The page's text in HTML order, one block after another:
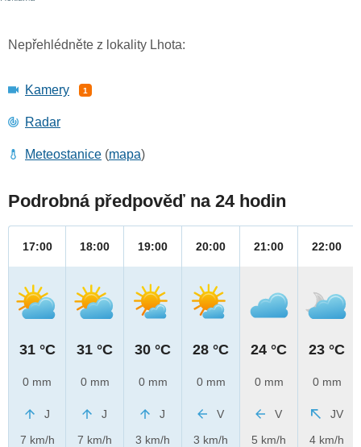
Nepřehlédněte z lokality Lhota:
Kamery 1
Radar
Meteostanice (mapa)
Podrobná předpověď na 24 hodin
17:00
31 °C
0 mm
J
7 km/h
18:00
31 °C
0 mm
J
7 km/h
19:00
30 °C
0 mm
J
3 km/h
20:00
28 °C
0 mm
V
3 km/h
21:00
24 °C
0 mm
V
5 km/h
22:00
23 °C
0 mm
JV
4 km/h